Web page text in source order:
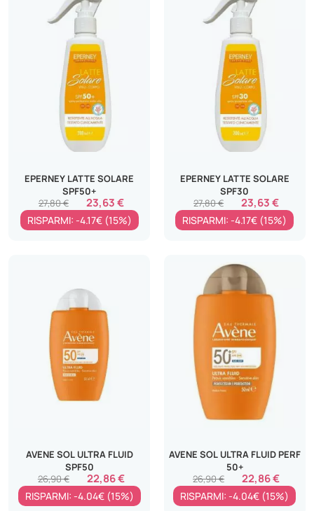
EPERNEY LATTE SOLARE
SPF50+
23,63 €
27,80 €
RISPARMI: -4.17€ (15%)
EPERNEY LATTE SOLARE
SPF30
23,63 €
27,80 €
RISPARMI: -4.17€ (15%)
AVENE SOL ULTRA FLUID
SPF50
22,86 €
26,90 €
RISPARMI: -4.04€ (15%)
AVENE SOL ULTRA FLUID PERF
50+
22,86 €
26,90 €
RISPARMI: -4.04€ (15%)